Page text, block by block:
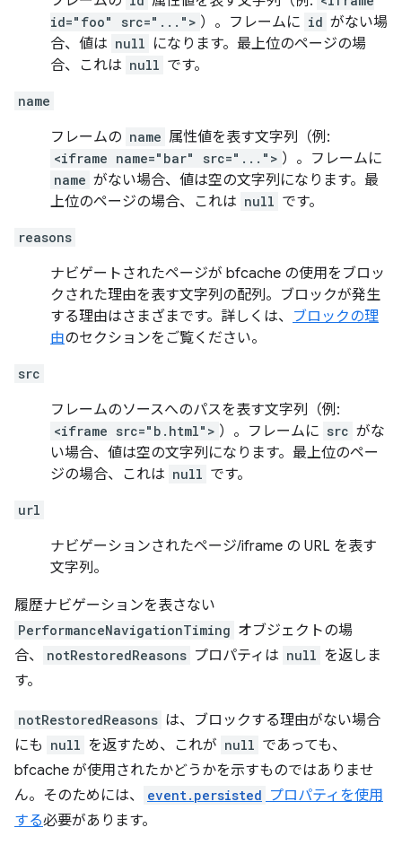
id="foo" src="..."> ）。フレームに id がない場
合、値は null になります。最上位のページの場
合、これは null です。
name
フレームの name 属性値を表す文字列（例:
<iframe name="bar" src="..."> ）。フレームに
name がない場合、値は空の文字列になります。最
上位のページの場合、これは null です。
reasons
ナビゲートされたページが bfcache の使用をブロッ
クされた理由を表す文字列の配列。ブロックが発生
する理由はさまざまです。詳しくは、 ブロックの理
由のセクションをご覧ください。
src
フレームのソースへのパスを表す文字列（例:
<iframe src="b.html"> ）。フレームに src がな
い場合、値は空の文字列になります。最上位のペー
ジの場合、これは null です。
url
ナビゲーションされたページ/iframe の URL を表す
文字列。
履歴ナビゲーションを表さない
PerformanceNavigationTiming オブジェクトの場
合、
notRestoredReasons プロパティは null を返しま
す。
notRestoredReasons は、ブロックする理由がない場合
にも null を返すため、これが null であっても、
bfcache が使用されたかどうかを示すものではありませ
ん。そのためには、
event.persisted プロパティを使用
する必要があります。